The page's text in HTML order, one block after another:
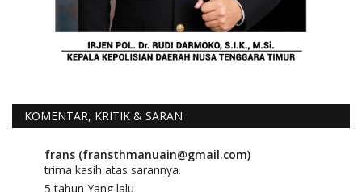
KOMENTAR, KRITIK & SARAN
frans (fransthmanuain@gmail.com)
trima kasih atas sarannya.
5 tahun Yang lalu